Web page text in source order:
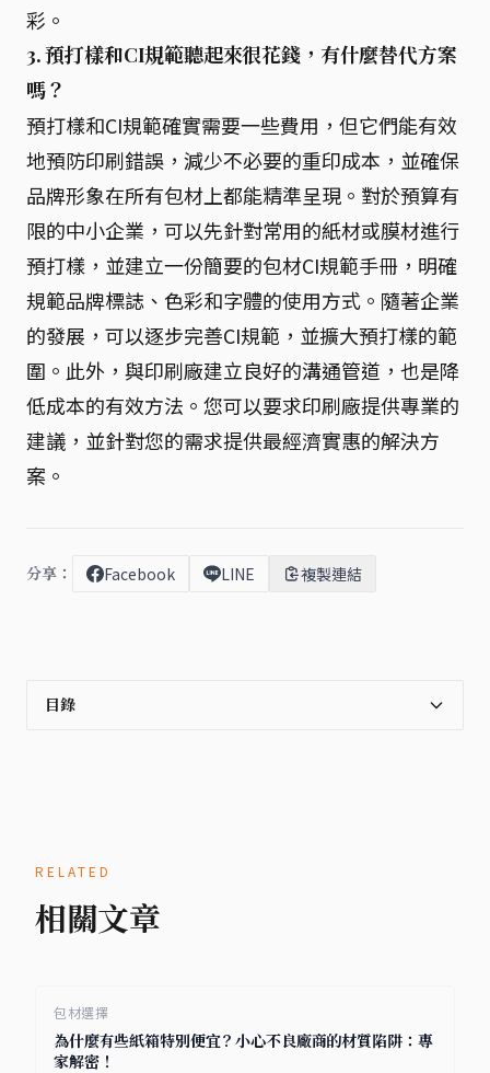
彩。
3. 預打樣和CI規範聽起來很花錢，有什麼替代方案
嗎？
預打樣和CI規範確實需要一些費用，但它們能有效
地預防印刷錯誤，減少不必要的重印成本，並確保
品牌形象在所有包材上都能精準呈現。對於預算有
限的中小企業，可以先針對常用的紙材或膜材進行
預打樣，並建立一份簡要的包材CI規範手冊，明確
規範品牌標誌、色彩和字體的使用方式。隨著企業
的發展，可以逐步完善CI規範，並擴大預打樣的範
圍。此外，與印刷廠建立良好的溝通管道，也是降
低成本的有效方法。您可以要求印刷廠提供專業的
建議，並針對您的需求提供最經濟實惠的解決方
案。
分享： Facebook LINE 複製連結
目錄
RELATED
相關文章
包材選擇
為什麼有些紙箱特別便宜？小心不良廠商的材質陷阱：專
家解密！